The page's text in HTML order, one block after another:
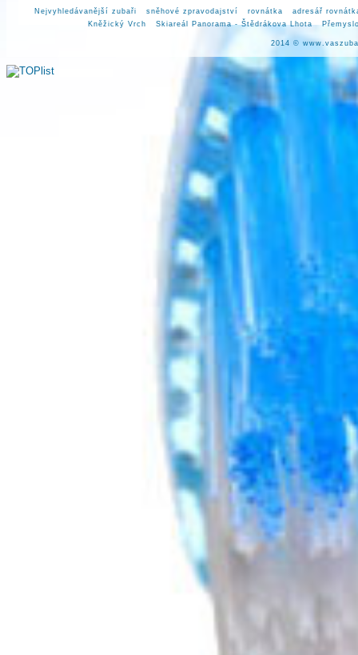
Nejvyhledávanější zubaři sněhové zpravodajství rovnátka
adresář
Kněžický Vrch
Skiareál Panorama - Štědrákova Lhota
2014 ©